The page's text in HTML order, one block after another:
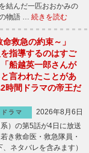
結んだ一匹おおかみの
物語 … 続きを読む
命救急の約束～」
指導するのはすご
船越英一郎さんが
言われたことがあ
時間ドラマの帝王だ
ドラマ
2026年8月6日
）の第5話が4日に放送
き救命医・救急隊員・
ネタバレを含みます）